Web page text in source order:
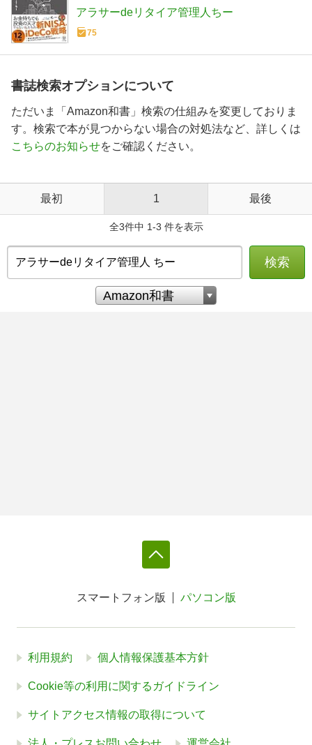
投資の天才でもない私たちの新NISA、
iDeCo戦略
アラサーdeリタイア管理人ちー
75
書誌検索オプションについて
ただいま「Amazon和書」検索の仕組みを変更しておりま
す。検索で本が見つからない場合の対処法など、詳しくは
こちらのお知らせをご確認ください。
最初 1 最後
全3件中 1-3 件を表示
検索
スマートフォン版 パソコン版
利用規約 個人情報保護基本方針
Cookie等の利用に関するガイドライン
サイトアクセス情報の取得について